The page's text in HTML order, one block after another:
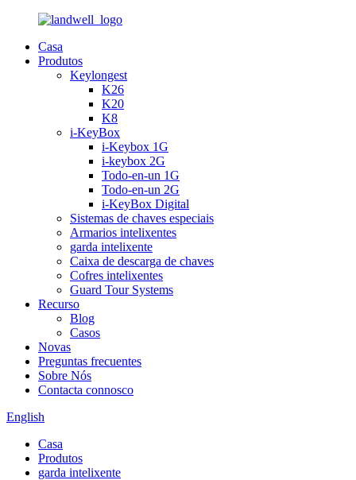
Casa
Produtos
Keylongest
K26
K20
K8
i-KeyBox
i-Keybox 1G
i-keybox 2G
Todo-en-un 1G
Todo-en-un 2G
i-KeyBox Digital
Sistemas de chaves especiais
Armarios intelixentes
garda intelixente
Caixa de descarga de chaves
Cofres intelixentes
Guard Tour Systems
Recurso
Blog
Casos
Novas
Preguntas frecuentes
Sobre Nós
Contacta connosco
English
Casa
Produtos
garda intelixente